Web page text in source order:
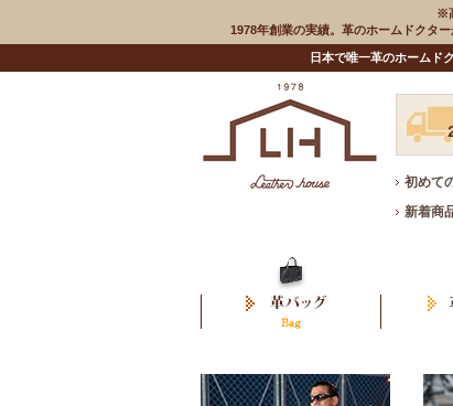
※
1978年創業の実績。革のホームドクタ
日本で唯一革のホームド
初めて
新着商